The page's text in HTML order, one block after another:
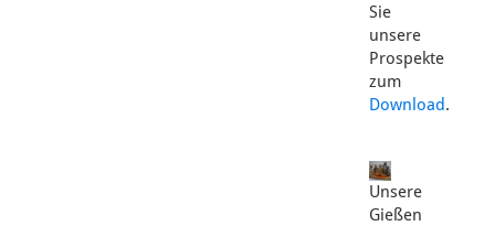
Sie
unsere
Prospekte
zum
Download.
Unsere
Gießen